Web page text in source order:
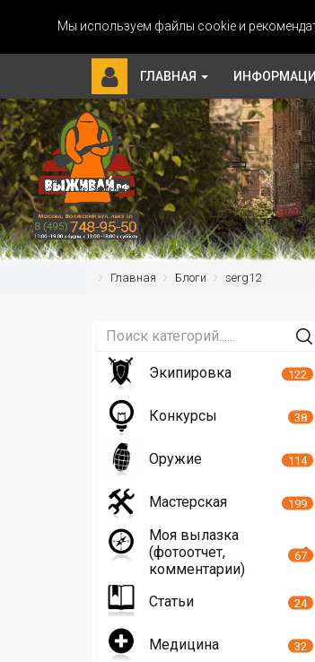
Мы используем файлы cookie и
ГЛАВНАЯ
Главная Блоги serg12
Экипировка 122
Конкурсы 38
Оружие 114
Мастерская 199
Моя вылазка
(фотоотчет,
комментарии)
67
Статьи 24
Медицина 32